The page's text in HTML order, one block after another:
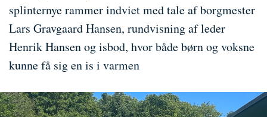
splinternye rammer indviet med tale af borgmester
Lars Gravgaard Hansen, rundvisning af leder
Henrik Hansen og isbod, hvor både børn og voksne
kunne få sig en is i varmen